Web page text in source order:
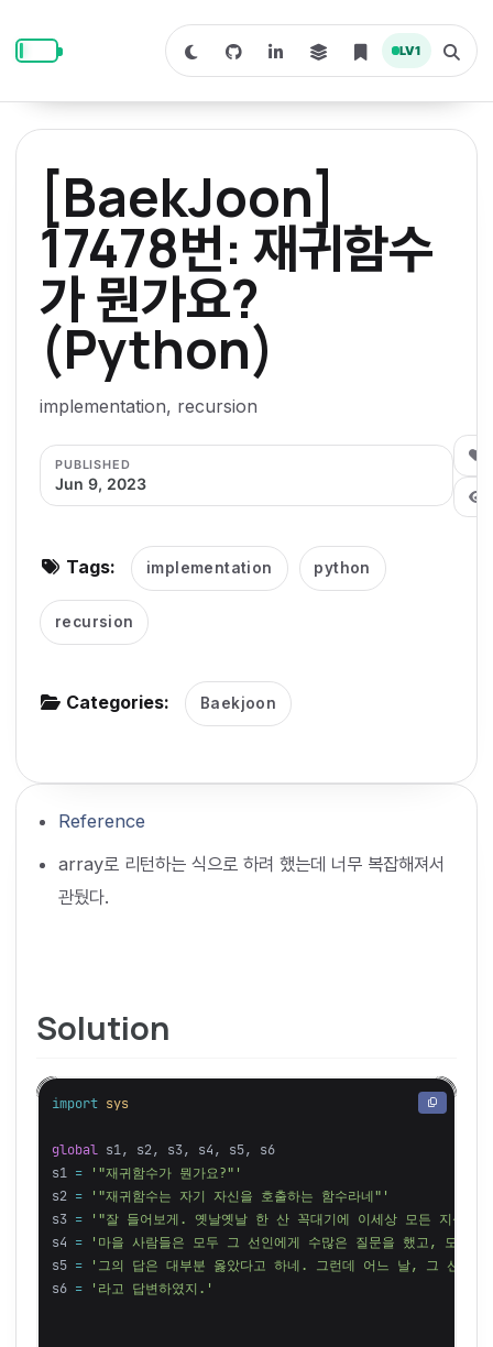
p
p
p
S
w
c
a
r
k
m
o
d
e
LV1
T
o
l
[BaekJoon]
17478번: 재귀함수
가 뭔가요?
(Python)
implementation, recursion
PUBLISHED
Jun 9, 2023
Tags: implementation python
recursion
Categories: Baekjoon
Reference
array로 리턴하는 식으로 하려 했는데 너무 복잡해져서
관뒀다.
Solution
import sys
global s1 , s2 , s3, s4 , s5,
s6
s1
=
'"재귀함수가 뭔가요?"'
s2 =
'"재귀함수는 자기 자신을 호출하는 함수라네"'
s3 =
'"잘 들어보게. 옛날옛날 한 산 꼭대기에 이세상 모든 지식을
s4 =
'마을 사람들은 모두 그 선인에게 수많은 질문을 했고, 모두
s5 =
'그의 답은 대부분 옳았다고 하네. 그런데 어느 날, 그 선인
s6 = '라고 답변하였지.'